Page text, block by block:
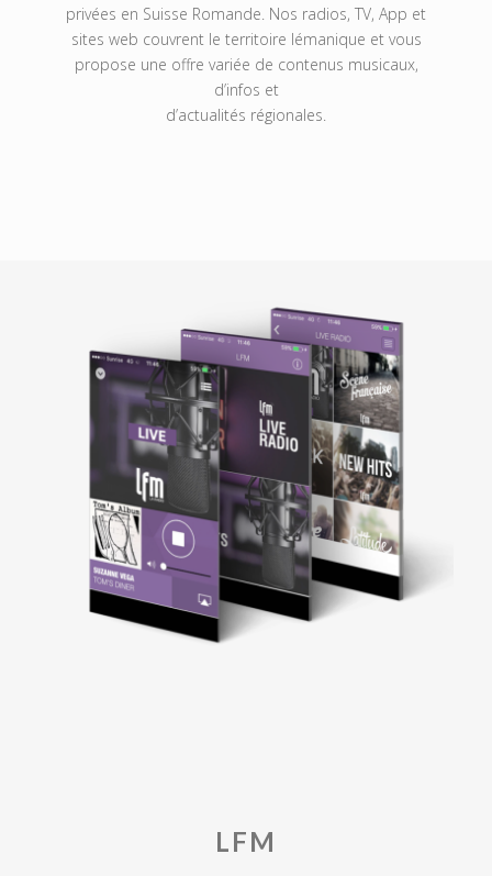
privées en Suisse Romande. Nos radios, TV, App et
sites web couvrent le territoire lémanique et vous
propose une offre variée de contenus musicaux,
d’infos et
d’actualités régionales.
LFM